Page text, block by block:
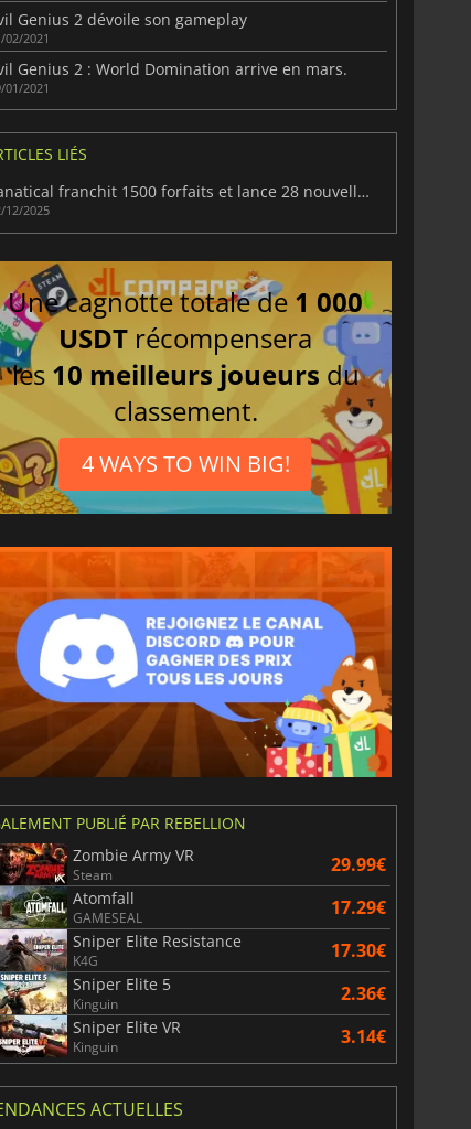
Genius 2 dévoile son gameplay
02/2021
Genius 2 : World Domination arrive en mars.
01/2021
LIÉS
Fanatical franchit 1500 forfaits et lance 28 nouvelles offres
12/2025
Une cagnotte totale de 1 000
USDT récompensera
les 10 meilleurs joueurs du
classement.
4 WAYS TO WIN BIG!
PUBLIÉ PAR REBELLION
Zombie Army VR
Steam 29.99€
Atomfall
GAMESEAL 17.29€
Sniper Elite Resistance
K4G 17.30€
Sniper Elite 5
Kinguin 2.36€
Sniper Elite VR
Kinguin 3.14€
ACTUELLES